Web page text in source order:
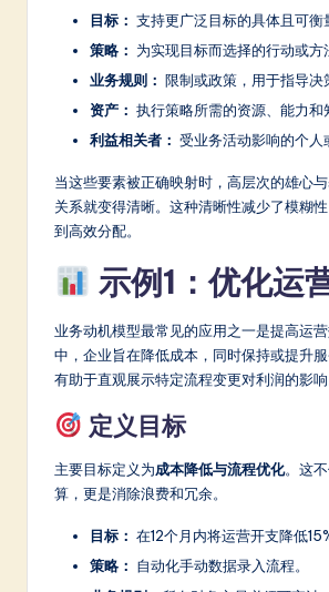
&
S
o
w
In
目标： 支持更广泛目标的具体且可衡
策略： 为实现目标而选择的行动或方
业务规则： 限制或政策，用于指导决
资产： 执行策略所需的资源、能力和
利益相关者： 受业务活动影响的个人
当这些要素被正确映射时，高层次的雄心
关系就变得清晰。这种清晰性减少了模糊
到高效分配。
示例1：优化运
业务动机模型最常见的应用之一是提高运
中，企业旨在降低成本，同时保持或提升
有助于直观展示特定流程变更对利润的影响
定义目标
主要目标定义为成本降低与流程优化。这
算，更是消除浪费和冗余。
目标： 在12个月内将运营开支降低
策略： 自动化手动数据录入流程。